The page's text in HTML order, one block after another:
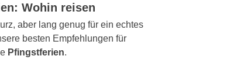
Wohin reisen
aber lang genug für ein echtes
besten Empfehlungen für
Pfingstferien.